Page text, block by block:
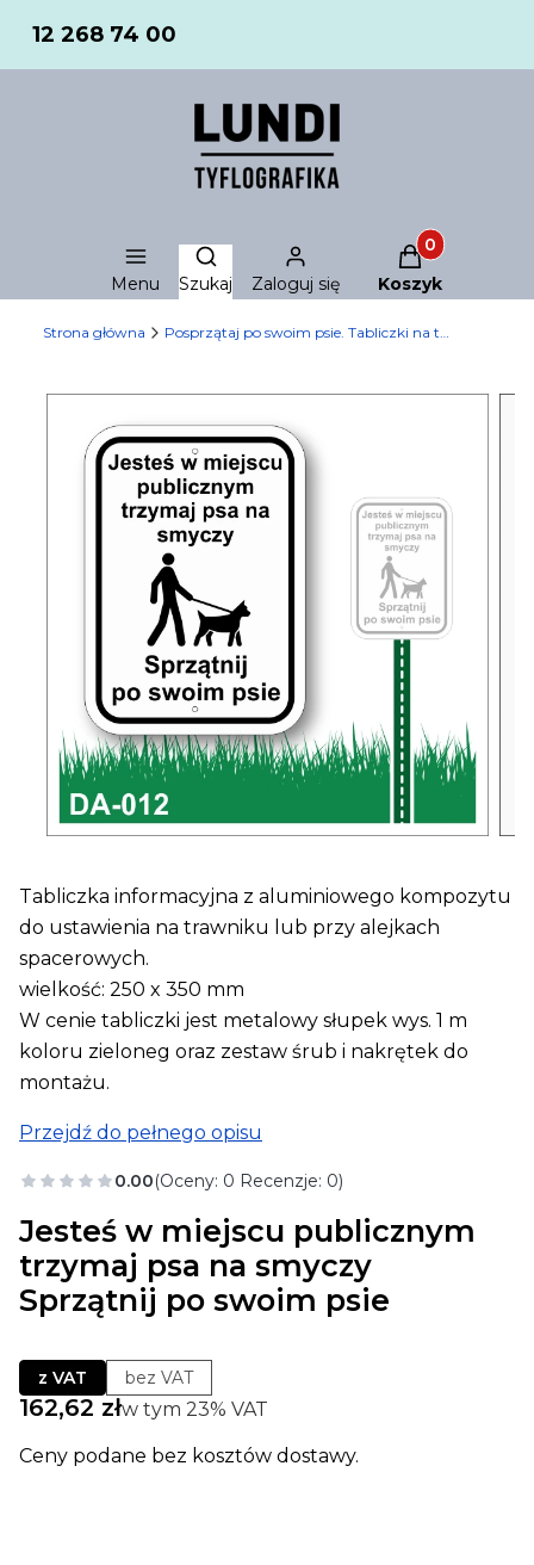
12 268 74 00
Menu
Otwórz wyszukiwarkę
Szukaj Zaloguj się
Produkty w
Koszyk
Strona główna Posprzątaj po swoim psie. Tabliczki na trawnik
Tabliczka informacyjna z aluminiowego kompozytu
do ustawienia na trawniku lub przy alejkach
spacerowych.
wielkość: 250 x 350 mm
W cenie tabliczki jest metalowy słupek wys. 1 m
koloru zieloneg oraz zestaw śrub i nakrętek do
montażu.
Przejdź do pełnego opisu
0.00(Oceny: 0 Recenzje: 0)
Jesteś w miejscu publicznym
trzymaj psa na smyczy
Sprzątnij po swoim psie
z VAT bez VAT
Cena
162,62 złw tym 23% VAT
w tym 23% VAT
Ceny podane bez kosztów dostawy.